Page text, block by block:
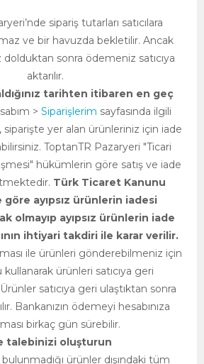
sipariş tutarları satıcılara
ve bir havuzda bekletilir. Ancak
sonra ödemeniz satıcıya
aktarılır.
tarihten itibaren en geç
> Siparişlerim sayfasında ilgili
siparişte yer alan ürünleriniz için iade
ToptanTR Pazaryeri "Ticari
hükümlerin göre satış ve iade
Türk Ticaret Kanunu
ayıpsız ürünlerin iadesi
olmayıp ayıpsız ürünlerin iade
ihtiyari takdiri ile karar verilir.
ile ürünleri gönderebilmeniz için
ürünleri satıcıya geri
satıcıya geri ulaştıktan sonra
Bankanızın ödemeyi hesabınıza
birkaç gün sürebilir.
talebinizi oluşturun
bulunmadığı ürünler dışındaki tüm